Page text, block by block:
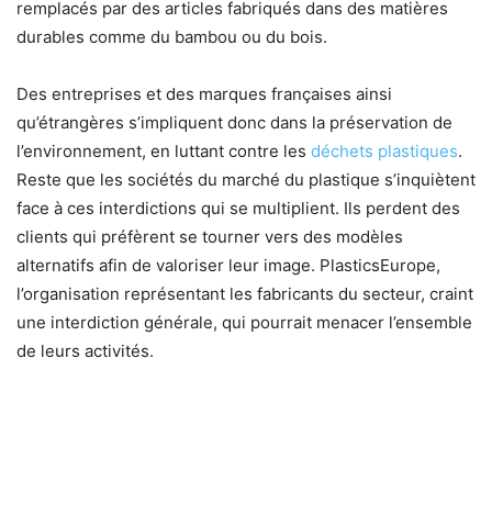
remplacés par des articles fabriqués dans des matières
durables comme du bambou ou du bois.
Des entreprises et des marques françaises ainsi
qu’étrangères s’impliquent donc dans la préservation de
l’environnement, en luttant contre les déchets plastiques.
Reste que les sociétés du marché du plastique s’inquiètent
face à ces interdictions qui se multiplient. Ils perdent des
clients qui préfèrent se tourner vers des modèles
alternatifs afin de valoriser leur image. PlasticsEurope,
l’organisation représentant les fabricants du secteur, craint
une interdiction générale, qui pourrait menacer l’ensemble
de leurs activités.